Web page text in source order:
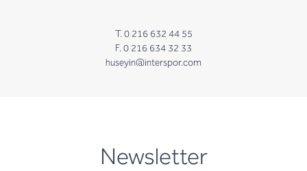
T. 0 216 632 44 55
F. 0 216 634 32 33
huseyin@interspor.com
Newsletter
newsletter